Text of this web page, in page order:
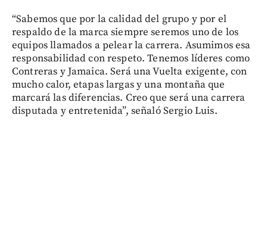
“Sabemos que por la calidad del grupo y por el
respaldo de la marca siempre seremos uno de los
equipos llamados a pelear la carrera. Asumimos esa
responsabilidad con respeto. Tenemos líderes como
Contreras y Jamaica. Será una Vuelta exigente, con
mucho calor, etapas largas y una montaña que
marcará las diferencias. Creo que será una carrera
disputada y entretenida”, señaló Sergio Luis.